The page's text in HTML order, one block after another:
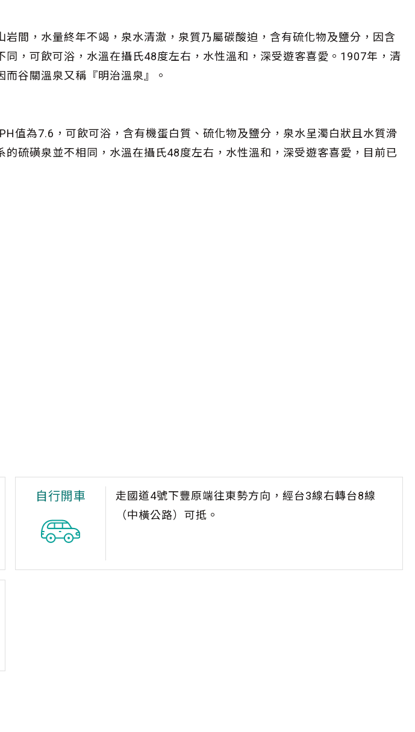
間，水量終年不竭，泉水清澈，泉質乃屬碳酸迫，含有硫化物及鹽分，因含
，可飲可浴，水溫在攝氏48度左右，水性溫和，深受遊客喜愛。1907年，清
谷關溫泉又稱『明治溫泉』。
值為7.6，可飲可浴，含有機蛋白質、硫化物及鹽分，泉水呈濁白狀且水質滑
硫磺泉並不相同，水溫在攝氏48度左右，水性溫和，深受遊客喜愛，目前已
自行開車
走國道4號下豐原端往東勢方向，經台3線右轉台8線
（中橫公路）可抵。